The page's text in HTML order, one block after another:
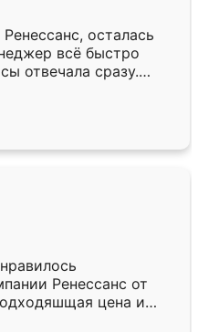
только здесь.
осталась
всё быстро
отвечала сразу.
подошёл к
Собрали
аккуратно, даже
Ренессанс от
цена и
Приехавший